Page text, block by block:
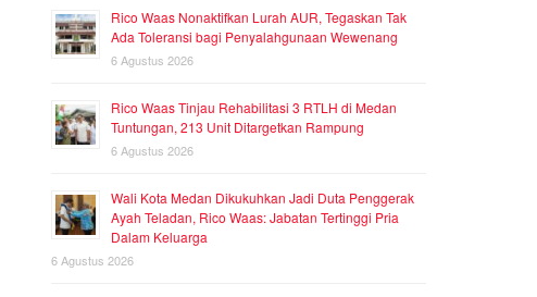
Rico Waas Nonaktifkan Lurah AUR, Tegaskan Tak
Ada Toleransi bagi Penyalahgunaan Wewenang
6 Agustus 2026
Rico Waas Tinjau Rehabilitasi 3 RTLH di Medan
Tuntungan, 213 Unit Ditargetkan Rampung
6 Agustus 2026
Wali Kota Medan Dikukuhkan Jadi Duta Penggerak
Ayah Teladan, Rico Waas: Jabatan Tertinggi Pria
Dalam Keluarga
6 Agustus 2026